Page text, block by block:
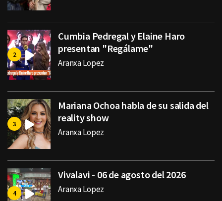
Cumbia Pedregal y Elaine Haro
presentan "Regálame"
Aranxa Lopez
Mariana Ochoa habla de su salida del
reality show
Aranxa Lopez
Vivalavi - 06 de agosto del 2026
Aranxa Lopez